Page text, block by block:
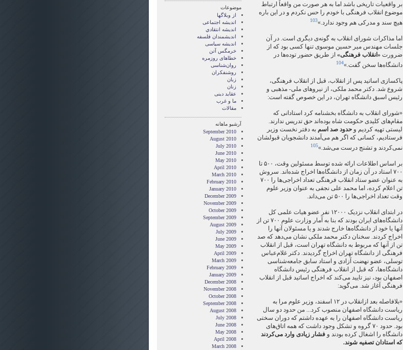
بر واقعيات تاريخی باشد اما به هر صورت من واقعاً ارتباط
موضوع انقلاب فرهنگی با خودم را حس نکردم و در اين باره
هيچ سند و مدرکی هم وجود ندارد.»103
اما مذاکرات شورای انقلاب به گونه‌ی دیگری است. در آن
جلسات مهندس میر حسین موسوی تنها کسی بود که از
ضرورت«انقلاب فرهنگی» از طریق حضور توده‌ها در
دانشگاه‌ها سخن گفت.»104
پاکسازی اساتید پس از انقلاب، قبل از انقلاب فرهنگی،
شروع شد. دکتر محمد ملکی، از نیروهای ملی- مذهبی و
رئیس اسبق دانشگاه تهران، در این خصوص گفته است:
«شورای انقلاب به دانشگاه بخشنامه کرد استادانی که
مقام‌های کلیدی حکومت شاه بوده‌اند حق تدریس ندارند.
لیستی تهیه کردیم وحدود صد اسم به دفتر نخست وزیر
فرستادیم، کسانی که اگر هم می‌آمدند دانشجویان قبولشان
نمی‌کردند و تشنج درست می‌شد.»105
بر اساس اطلاعات ارائه شده توسط مسئولین وقت، ۵۰۰ تا
۷۰۰ استاد در آن زمان از دانشگاه‌ها اخراج شده‌اند. سروش
به عنوان عضو ستاد انقلاب فرهنگی تعداد اخراجی‌ها را ۷۰۰
تن اعلام کرده، اما محمد علی نجفی به عنوان وزیر علوم
وقت تعداد اخراجی‌ها را ۵۰۰ تن می‌داند.
در ابتدای انقلاب نزدیک ۱۲۰۰۰ نفر عضو هیات علمی کل
دانشگاه‌های ایران بودند که بنا به آمار وزارت علوم ۷۰۰ تن از
آنها یا خود از دانشگاه‌ها خارج شدند و یا مسئولان آنها را
اخراج کردند. سخنان دکتر محمد ملکی نشان می‌دهد که صد
تن از آنها که مربوط به دانشگاه تهران است، قبل از انقلاب
فرهنگی از دانشگاه تهران اخراج گردیدند. دکتر غلام‌عباس
توسلی، عضو نهضت آزادی و استاد سابق جامعه‌شناسی
دانشگاه‌ها، که قبل از انقلاب فرهنگی رئیس دانشگاه
اصفهان بود، نیز تایید می‌کند که اخراج اساتید قبل از انقلاب
فرهنگی آغاز شد. می‌گوید:
«بلافاصله بعد ازانقلاب در ۱۲ اسفند، وزیر علوم مرا به
ریاست دانشگاه اصفهان منصوب کرد... من حدود دو سال
ریاست دانشگاه اصفهان را به عهده داشتم که دوران سختی
بود. حدود ۷۰ گروه و تشکل وجود داشت که همه اتاق‌های
دانشگاه را اشغال کرده بودند وفشار زیادی وارد می‌کردند
که استادان تصفیه شوند.
موضوعات
از وبلاگها
انديشه اجتماعی
انديشه انتقادي
اندیشمندان فلسفه
اندیشه سیاسی
خرمگس آتن
خطاهای روزمره
روان‌شناسی
روشنفکران
زبان
زنان
عقايد دينی
ما و غرب
مقالات
آرشیو ماهانه
September 2010
August 2010
July 2010
June 2010
May 2010
April 2010
March 2010
February 2010
January 2010
December 2009
November 2009
October 2009
September 2009
August 2009
July 2009
June 2009
May 2009
April 2009
March 2009
February 2009
January 2009
December 2008
November 2008
October 2008
September 2008
August 2008
July 2008
June 2008
May 2008
April 2008
March 2008